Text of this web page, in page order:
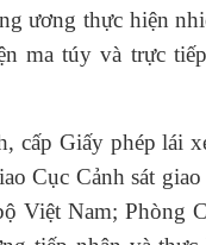
ương thực hiện
ma túy và trực
cấp Giấy phép lái
Cục Cảnh sát
Việt Nam; Phòng